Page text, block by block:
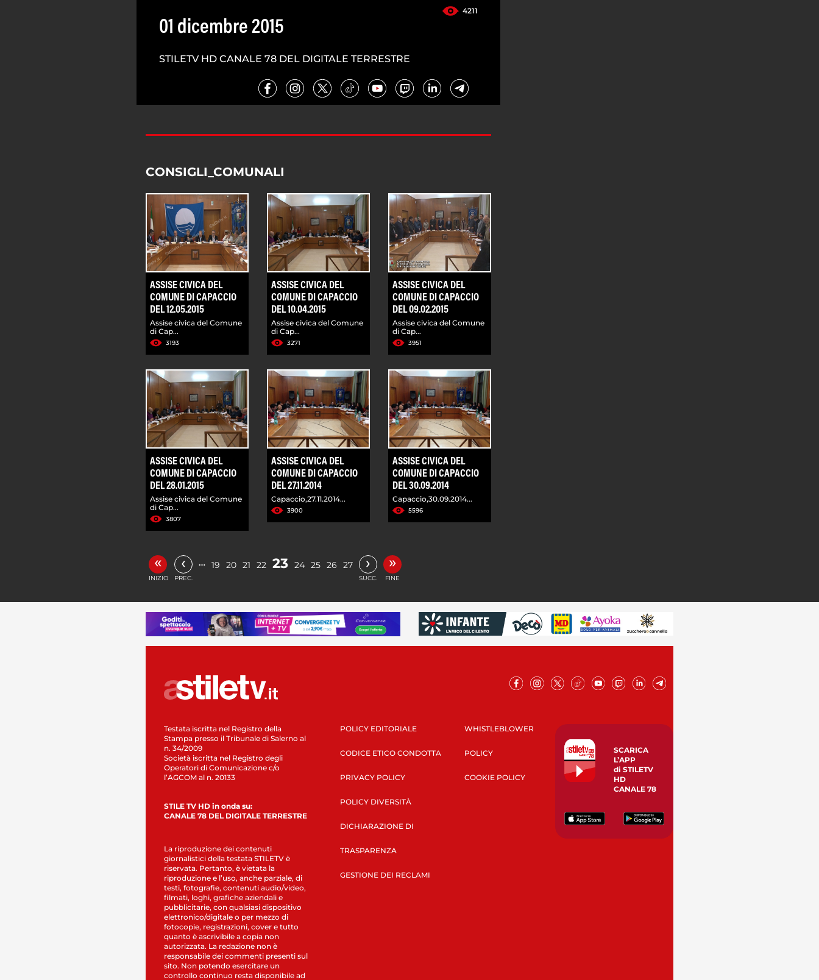
4211
01 dicembre 2015
STILETV HD CANALE 78 DEL DIGITALE TERRESTRE
CONSIGLI_COMUNALI
ASSISE CIVICA DEL
COMUNE DI CAPACCIO
DEL 12.05.2015
Assise civica del Comune
di Cap...
3193
ASSISE CIVICA DEL
COMUNE DI CAPACCIO
DEL 10.04.2015
Assise civica del Comune
di Cap...
3271
ASSISE CIVICA DEL
COMUNE DI CAPACCIO
DEL 09.02.2015
Assise civica del Comune
di Cap...
3951
ASSISE CIVICA DEL
COMUNE DI CAPACCIO
DEL 28.01.2015
Assise civica del Comune
di Cap...
3807
ASSISE CIVICA DEL
COMUNE DI CAPACCIO
DEL 27.11.2014
Capaccio,27.11.2014...
3900
ASSISE CIVICA DEL
COMUNE DI CAPACCIO
DEL 30.09.2014
Capaccio,30.09.2014...
5596
«
INIZIO
‹
PREC.
… 19 20 21 22 23 24 25 26 27 ›
SUCC.
»
FINE
Testata iscritta nel Registro della
Stampa presso il Tribunale di Salerno al
n. 34/2009
Società iscritta nel Registro degli
Operatori di Comunicazione c/o
l’AGCOM al n. 20133
STILE TV HD in onda su:
CANALE 78 DEL DIGITALE TERRESTRE
La riproduzione dei contenuti
giornalistici della testata STILETV è
riservata. Pertanto, è vietata la
riproduzione e l’uso, anche parziale, di
testi, fotografie, contenuti audio/video,
filmati, loghi, grafiche aziendali e
pubblicitarie, con qualsiasi dispositivo
elettronico/digitale o per mezzo di
fotocopie, registrazioni, cover e tutto
quanto è ascrivibile a copia non
autorizzata. La redazione non è
responsabile dei commenti presenti sul
sito. Non potendo esercitare un
controllo continuo resta disponibile ad
POLICY EDITORIALE
CODICE ETICO CONDOTTA
PRIVACY POLICY
POLICY DIVERSITÀ
DICHIARAZIONE DI
TRASPARENZA
GESTIONE DEI RECLAMI
WHISTLEBLOWER
POLICY
COOKIE POLICY
SCARICA
L’APP
di STILETV
HD
CANALE 78